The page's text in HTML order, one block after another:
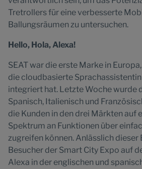
Tretrollers für eine verbesserte
Ballungsräumen zu untersuchen.
Hello, Hola, Alexa!
SEAT war die erste Marke in
die cloudbasierte
integriert hat. Letzte Woche wurde
Spanisch, Italienisch und
die Kunden in den drei Märkten auf
Spektrum an Funktionen über
zugreifen können. Anlässlich dieser
Besucher der Smart City Expo auf
Alexa in der englischen und